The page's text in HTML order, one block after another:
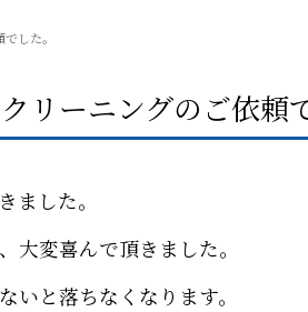
した。
リーニングのご依頼
ました。
大変喜んで頂きました。
いと落ちなくなります。